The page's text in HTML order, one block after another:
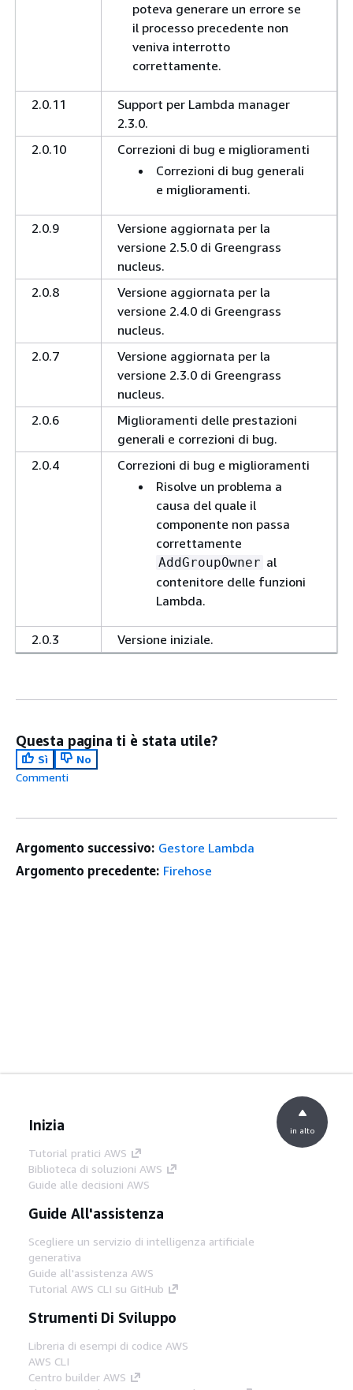
poteva generare un errore se
il processo precedente non
veniva interrotto
correttamente.
2.0.11
Support per Lambda manager
2.3.0.
2.0.10
Correzioni di bug e miglioramenti
Correzioni di bug generali
e miglioramenti.
2.0.9
Versione aggiornata per la
versione 2.5.0 di Greengrass
nucleus.
2.0.8
Versione aggiornata per la
versione 2.4.0 di Greengrass
nucleus.
2.0.7
Versione aggiornata per la
versione 2.3.0 di Greengrass
nucleus.
2.0.6
Miglioramenti delle prestazioni
generali e correzioni di bug.
2.0.4
Correzioni di bug e miglioramenti
Risolve un problema a
causa del quale il
componente non passa
correttamente
AddGroupOwner al
contenitore delle funzioni
Lambda.
2.0.3 Versione iniziale.
Questa pagina ti è stata utile?
Sì
No
Commenti
Argomento successivo: Gestore Lambda
Argomento precedente: Firehose
Inizia
Tutorial pratici AWS
Biblioteca di soluzioni AWS
Guide alle decisioni AWS
Guide All'assistenza
Scegliere un servizio di intelligenza artificiale
generativa
Guide all'assistenza AWS
Tutorial AWS CLI su GitHub
Strumenti Di Sviluppo
Libreria di esempi di codice AWS
AWS CLI
Centro builder AWS
in alto